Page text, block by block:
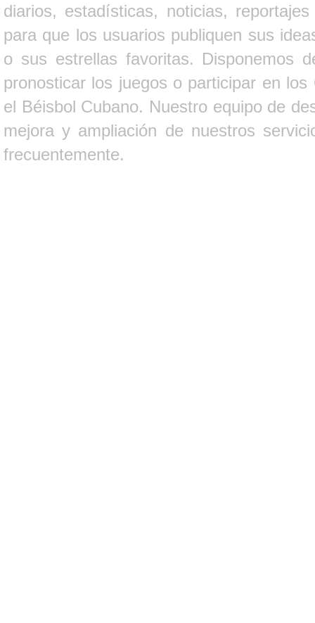
diarios, estadísticas, noticias,
para que los usuarios publiquen sus
o sus estrellas favoritas. Disponemos
pronosticar los juegos o participar en
el Béisbol Cubano. Nuestro equipo de
mejora y ampliación de nuestros
frecuentemente.